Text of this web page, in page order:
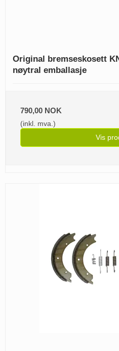
Original bremseskosett
nøytral emballasje
790,00 NOK
(inkl. mva.)
Vis